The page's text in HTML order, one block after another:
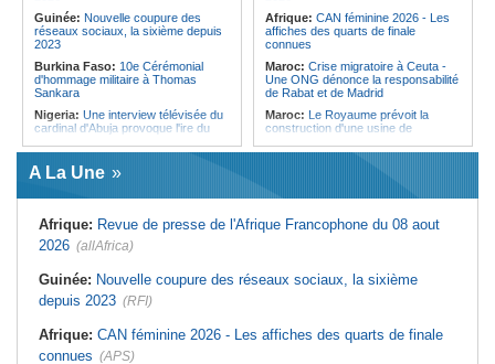
Guinée: Nouvelle coupure des
réseaux sociaux, la sixième depuis
2023
Burkina Faso: 10e Cérémonial
d'hommage militaire à Thomas
Sankara
Nigeria: Une interview télévisée du
cardinal d'Abuja provoque l'ire du
Afrique de l'Ouest:
22 milliards de FCFA en obligations
l'UEMOA
Cote d'Ivoire:Le retour du tambour
parleur «Djidji Ayôkwé» prend une
dimension politique
Guinée:
Le président dissipe les
doutes concernant son état de
santé dans un message publié sur X
l'assurance pour tous - Le pacte de
Afrique: CAN féminine 2026 - Les
affiches des quarts de finale
connues
Maroc: Crise migratoire à Ceuta -
Une ONG dénonce la responsabilité
de Rabat et de Madrid
Maroc: Le Royaume prévoit la
construction d'une usine de
déchets à Casablanca
agents de sécurité, selon des
associations
Maroc:Au-délà du communiqué -
de Sebta
A La Une
Afrique: Revue de presse de l'Afrique Francophone du 08 aout
2026 (allAfrica)
Guinée: Nouvelle coupure des réseaux sociaux, la sixième
depuis 2023 (RFI)
Afrique: CAN féminine 2026 - Les affiches des quarts de finale
connues (APS)